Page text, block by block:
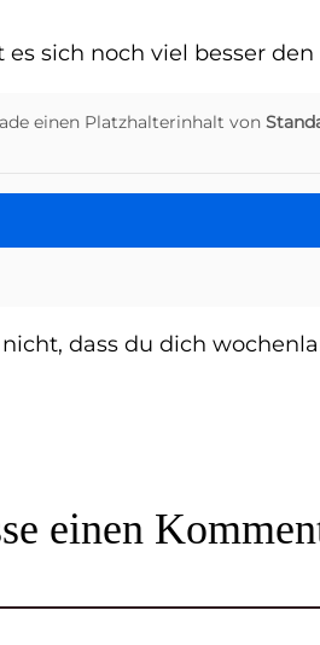
es sich noch viel besser
einen Platzhalterinhalt von
nicht, dass du dich
einen